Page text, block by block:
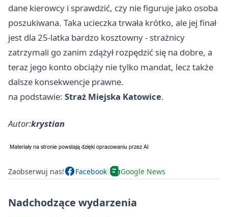
dane kierowcy i sprawdzić, czy nie figuruje jako osoba
poszukiwana. Taka ucieczka trwała krótko, ale jej finał
jest dla 25-latka bardzo kosztowny - strażnicy
zatrzymali go zanim zdążył rozpędzić się na dobre, a
teraz jego konto obciąży nie tylko mandat, lecz także
dalsze konsekwencje prawne.
na podstawie: Straż Miejska Katowice.
Autor:krystian
Zaobserwuj nas! Facebook Google News
Nadchodzące wydarzenia